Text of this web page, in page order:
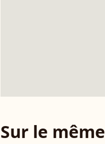
Sur le même